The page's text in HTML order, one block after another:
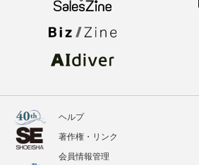
ヘルプ
著作権・リンク
会員情報管理